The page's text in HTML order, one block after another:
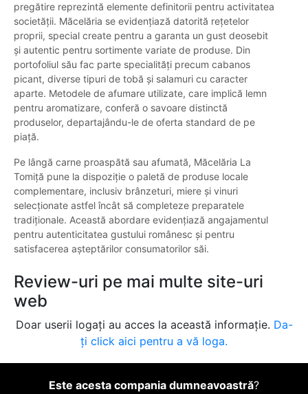
pregătire reprezintă elemente definitorii pentru activitatea
societății. Măcelăria se evidențiază datorită rețetelor
proprii, special create pentru a garanta un gust deosebit
și autentic pentru sortimente variate de produse. Din
portofoliul său fac parte specialități precum cabanos
picant, diverse tipuri de tobă și salamuri cu caracter
aparte. Metodele de afumare utilizate, care implică lemn
pentru aromatizare, conferă o savoare distinctă
produselor, departajându-le de oferta standard de pe
piață.
Pe lângă carne proaspătă sau afumată, Măcelăria La
Tomiță pune la dispoziție o paletă de produse locale
complementare, inclusiv brânzeturi, miere și vinuri
selecționate astfel încât să completeze preparatele
tradiționale. Această abordare evidențiază angajamentul
pentru autenticitatea gustului românesc și pentru
satisfacerea așteptărilor consumatorilor săi.
Review-uri pe mai multe site-uri
web
Doar userii logați au acces la această informație. Da-
ți click aici pentru a vă loga.
Este acesta compania dumneavoastră?